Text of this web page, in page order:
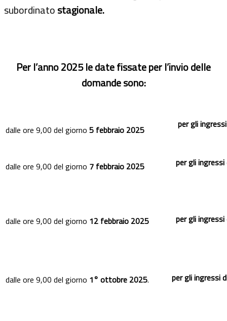
subordinatostagionale.
Per l’anno 2025 le date fissate per l’invio delle
domande sono:
dalle ore 9,00 del giorno 5 febbraio 2025 per gli ingressi
dalle ore 9,00 del giorno 7 febbraio 2025 per gli
dalle ore 9,00 del giorno 12 febbraio 2025 per gli
dalle ore 9,00 del giorno 1° ottobre 2025. per gli ingressi